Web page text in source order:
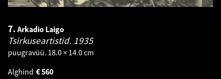
7. Arkadio Laigo
Tsirkuseartistid. 1935
puugravüü. 18.0 × 14.0 cm
Alghind
560
€